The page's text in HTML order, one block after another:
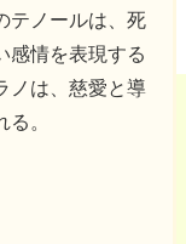
テノールは、死
感情を表現する
ノは、慈愛と導
。